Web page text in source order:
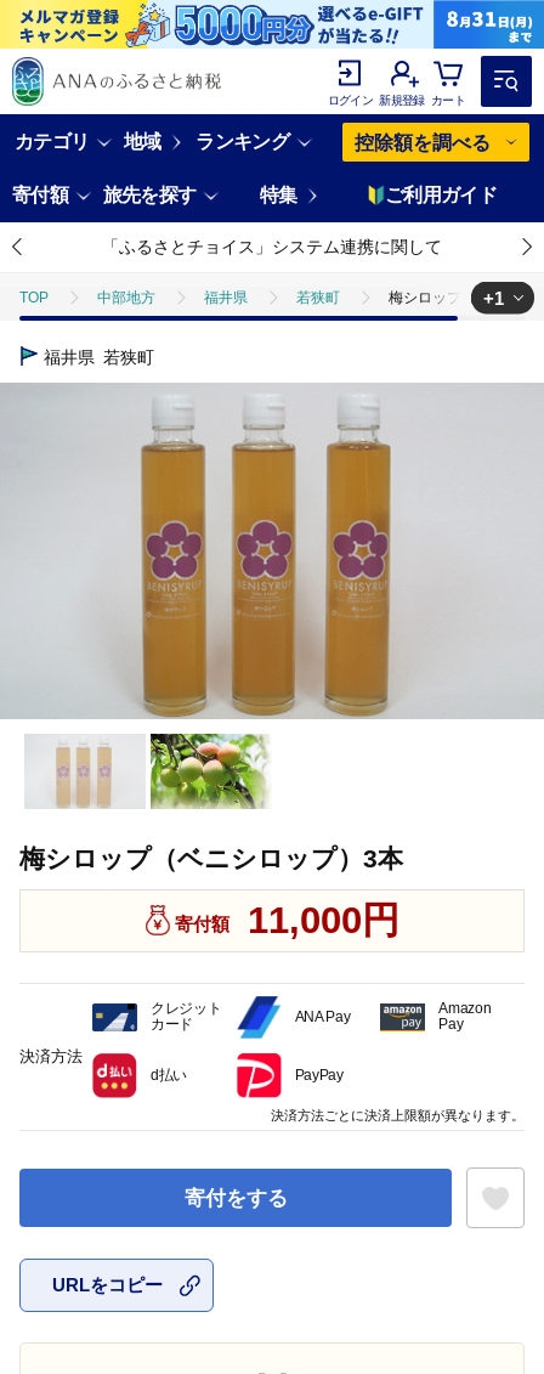
ログイン 新規登録 カート
カテゴリ 地域 ランキング 控除額を調べる
寄付額 旅先を探す 特集 ご利用ガイド
「ふるさとチョイス」システム連携に関して
TOP 中部地方 福井県 若狭町 梅シロップ（ベニシロ
TOP
+1
福井県 若狭町
梅シロップ（ベニシロップ）3本
寄付額 11,000円
寄付をする
URLをコピー
決済方法
クレジット
カード
ANA Pay
Amazon
Pay
d払い PayPay
決済方法ごとに決済上限額が異なります。